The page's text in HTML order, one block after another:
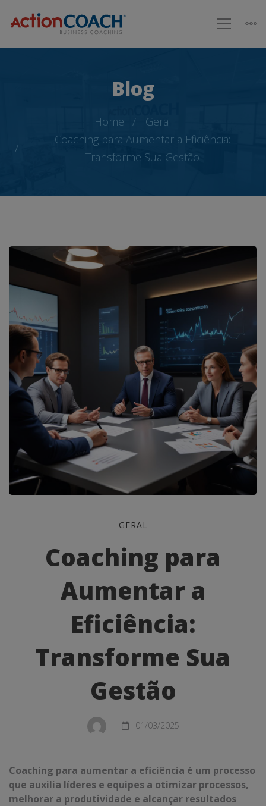
Blog
Home
Geral
Coaching para Aumentar a Eficiência:
Transforme Sua Gestão
para
Aumentar
Eficiência:
Transforme
Sua
GERAL
Coaching para
Aumentar a
Eficiência:
Transforme Sua
Gestão
01/03/2025
Coaching para aumentar a eficiência é um processo
que auxilia líderes e equipes a otimizar processos,
melhorar a produtividade e alcançar resultados